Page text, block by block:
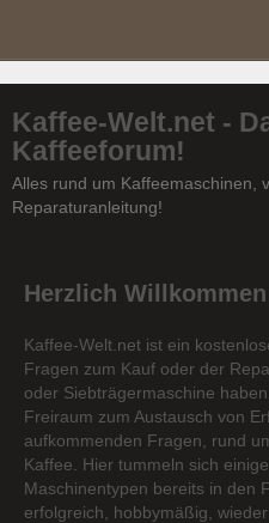
Kaffee-Welt.net -
Kaffeeforum!
Alles rund um Kaffeemaschinen,
Reparaturanleitung!
Herzlich
Kaffee-Welt.net ist ein
Fragen zum Kauf oder der
oder Siebträgermaschine
Freiraum zum Austausch von
aufkommenden Fragen, rund
Kaffee. Hier tummeln sich
Maschinentypen bereits in den
erfolgreich, hobbymäßig,